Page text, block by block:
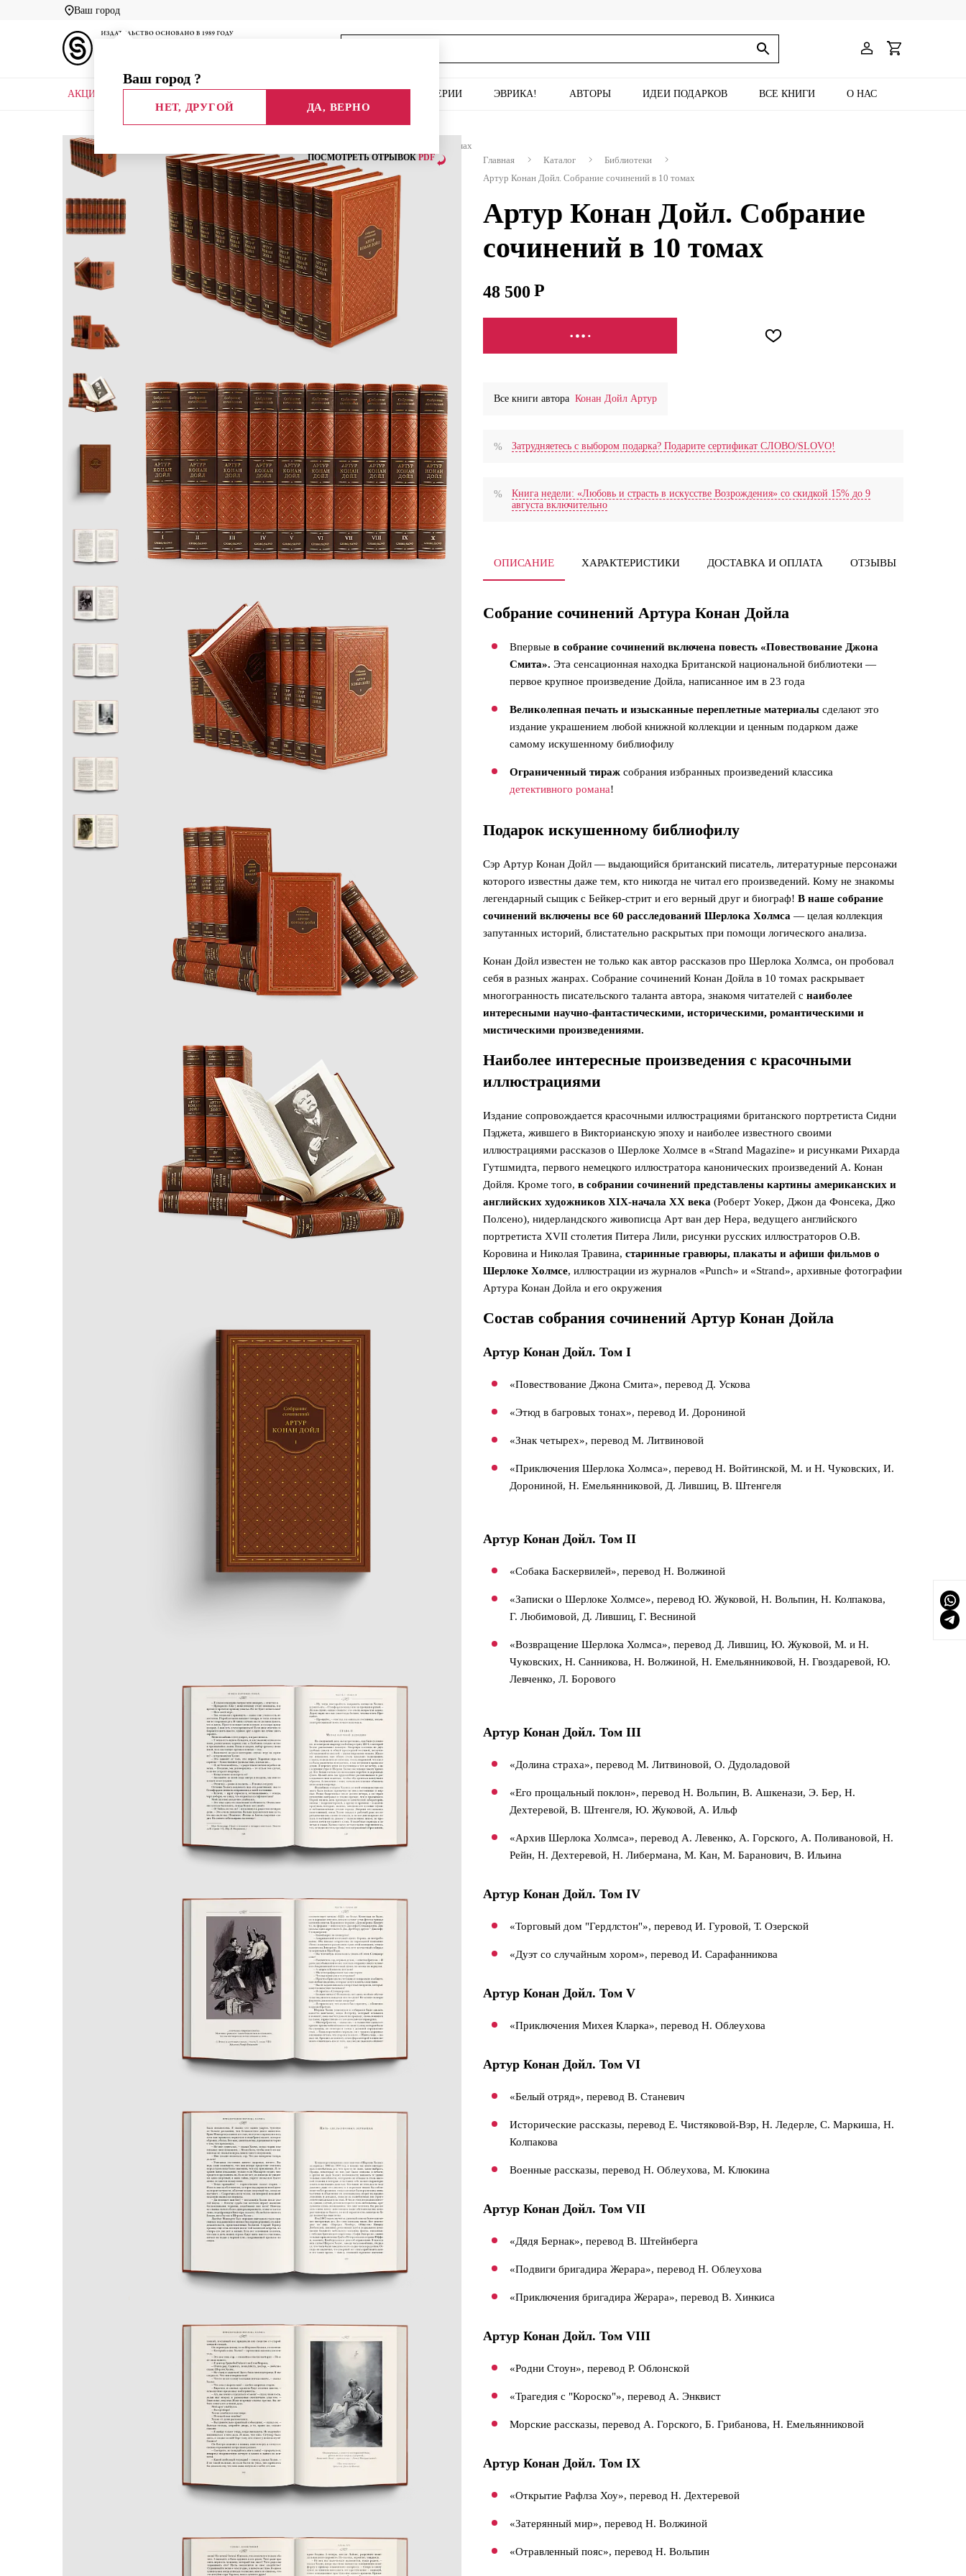
Ваш город
Ваш город ?
НЕТ, ДРУГОЙ ДА, ВЕРНО
АКЦИИ СЕРИИ ЭВРИКА! АВТОРЫ ИДЕИ ПОДАРКОВ ВСЕ КНИГИ О НАС
Главная Артур Конан Дойл. Собрание сочинений в 10 томах
ПОСМОТРЕТЬ ОТРЫВОК PDF Главная Каталог
Библиотеки
Артур Конан Дойл. Собрание сочинений в 10 томах
Артур Конан Дойл. Собрание
сочинений в 10 томах
48 500
СООБЩИТЬ О ПОСТУПЛЕНИИ
Все книги автора Конан Дойл Артур
Затрудняетесь с выбором подарка? Подарите сертификат СЛОВО/SLOVO!
Книга недели: «Любовь и страсть в искусстве Возрождения» со скидкой 15% до 9
августа включительно
ОПИСАНИЕ ХАРАКТЕРИСТИКИ ДОСТАВКА И ОПЛАТА ОТЗЫВЫ
Собрание сочинений Артура Конан Дойла
Впервые в собрание сочинений включена повесть «Повествование Джона
Смита». Эта сенсационная находка Британской национальной библиотеки —
первое крупное произведение Дойла, написанное им в 23 года
Великолепная печать и изысканные переплетные материалы сделают это
издание украшением любой книжной коллекции и ценным подарком даже
самому искушенному библиофилу
Ограниченный тираж собрания избранных произведений классика
детективного романа!
Подарок искушенному библиофилу
Сэр Артур Конан Дойл — выдающийся британский писатель, литературные персонажи
которого известны даже тем, кто никогда не читал его произведений. Кому не знакомы
легендарный сыщик с Бейкер-стрит и его верный друг и биограф! В наше собрание
сочинений включены все 60 расследований Шерлока Холмса — целая коллекция
запутанных историй, блистательно раскрытых при помощи логического анализа.
Конан Дойл известен не только как автор рассказов про Шерлока Холмса, он пробовал
себя в разных жанрах. Собрание сочинений Конан Дойла в 10 томах раскрывает
многогранность писательского таланта автора, знакомя читателей с наиболее
интересными научно-фантастическими, историческими, романтическими и
мистическими произведениями.
Наиболее интересные произведения с красочными
иллюстрациями
Издание сопровождается красочными иллюстрациями британского портретиста Сидни
Пэджета, жившего в Викторианскую эпоху и наиболее известного своими
иллюстрациями рассказов о Шерлоке Холмсе в «Strand Magazine» и рисунками Рихарда
Гутшмидта, первого немецкого иллюстратора канонических произведений А. Конан
Дойля. Кроме того, в собрании сочинений представлены картины американских и
английских художников XIX-начала XX века (Роберт Уокер, Джон да Фонсека, Джо
Полсено), нидерландского живописца Арт ван дер Нера, ведущего английского
портретиста XVII столетия Питера Лили, рисунки русских иллюстраторов О.В.
Коровина и Николая Травина, старинные гравюры, плакаты и афиши фильмов о
Шерлоке Холмсе, иллюстрации из журналов «Punch» и «Strand», архивные фотографии
Артура Конан Дойла и его окружения
Состав собрания сочинений Артур Конан Дойла
Артур Конан Дойл. Том I
«Повествование Джона Смита», перевод Д. Ускова
«Этюд в багровых тонах», перевод И. Дорониной
«Знак четырех», перевод М. Литвиновой
«Приключения Шерлока Холмса», перевод Н. Войтинской, М. и Н. Чуковских, И.
Дорониной, Н. Емельянниковой, Д. Лившиц, В. Штенгеля
Артур Конан Дойл. Том II
«Собака Баскервилей», перевод Н. Волжиной
«Записки о Шерлоке Холмсе», перевод Ю. Жуковой, Н. Вольпин, Н. Колпакова,
Г. Любимовой, Д. Лившиц, Г. Весниной
«Возвращение Шерлока Холмса», перевод Д. Лившиц, Ю. Жуковой, М. и Н.
Чуковских, Н. Санникова, Н. Волжиной, Н. Емельянниковой, Н. Гвоздаревой, Ю.
Левченко, Л. Борового
Артур Конан Дойл. Том III
«Долина страха», перевод М. Литвиновой, О. Дудоладовой
«Его прощальный поклон», перевод Н. Вольпин, В. Ашкенази, Э. Бер, Н.
Дехтеревой, В. Штенгеля, Ю. Жуковой, А. Ильф
«Архив Шерлока Холмса», перевод А. Левенко, А. Горского, А. Поливановой, Н.
Рейн, Н. Дехтеревой, Н. Либермана, М. Кан, М. Баранович, В. Ильина
Артур Конан Дойл. Том IV
«Торговый дом "Гердлстон"», перевод И. Гуровой, Т. Озерской
«Дуэт со случайным хором», перевод И. Сарафанникова
Артур Конан Дойл. Том V
«Приключения Михея Кларка», перевод Н. Облеухова
Артур Конан Дойл. Том VI
«Белый отряд», перевод В. Станевич
Исторические рассказы, перевод Е. Чистяковой-Вэр, Н. Ледерле, С. Маркиша, Н.
Колпакова
Военные рассказы, перевод Н. Облеухова, М. Клюкина
Артур Конан Дойл. Том VII
«Дядя Бернак», перевод В. Штейнберга
«Подвиги бригадира Жерара», перевод Н. Облеухова
«Приключения бригадира Жерара», перевод В. Хинкиса
Артур Конан Дойл. Том VIII
«Родни Стоун», перевод Р. Облонской
«Трагедия с "Короско"», перевод А. Энквист
Морские рассказы, перевод А. Горского, Б. Грибанова, Н. Емельянниковой
Артур Конан Дойл. Том IX
«Открытие Рафлза Хоу», перевод Н. Дехтеревой
«Затерянный мир», перевод Н. Волжиной
«Отравленный пояс», перевод Н. Вольпин